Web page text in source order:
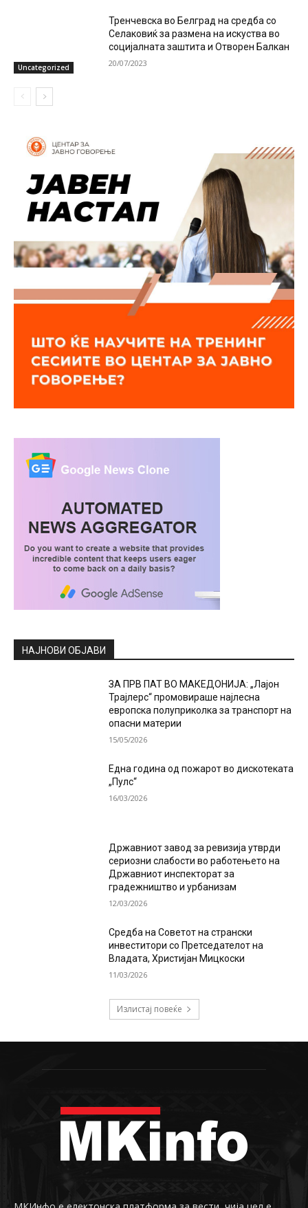
Uncategorized
Тренчевска во Белград на средба со
Селаковиќ за размена на искуства во
социјалната заштита и Отворен Балкан
20/07/2023
НАЈНОВИ ОБЈАВИ
ЗА ПРВ ПАТ ВО МАКЕДОНИЈА: „Лајон
Трајлерс“ промовираше најлесна
европска полуприколка за транспорт на
опасни материи
15/05/2026
Една година од пожарот во дискотеката
„Пулс“
16/03/2026
Државниот завод за ревизија утврди
сериозни слабости во работењето на
Државниот инспекторат за
градежништво и урбанизам
12/03/2026
Средба на Советот на странски
инвеститори со Претседателот на
Владата, Христијан Мицкоски
11/03/2026
Излистај повеќе